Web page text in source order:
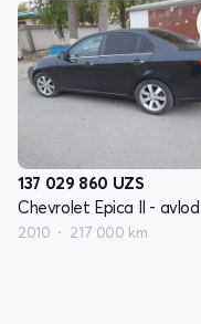
137 029 860 UZS
Chevrolet Epica II -
2010 217 000 km